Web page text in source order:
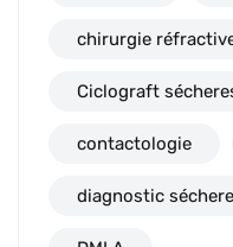
chirurgie
Ciclograft
contactologie
diagnostic